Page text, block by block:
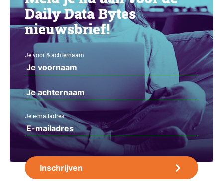
Daily Data Bytes
nieuwsbrief!
Je voor & achternaam
Je e-mailadres